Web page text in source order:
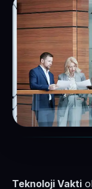
Teknoloji Vakti